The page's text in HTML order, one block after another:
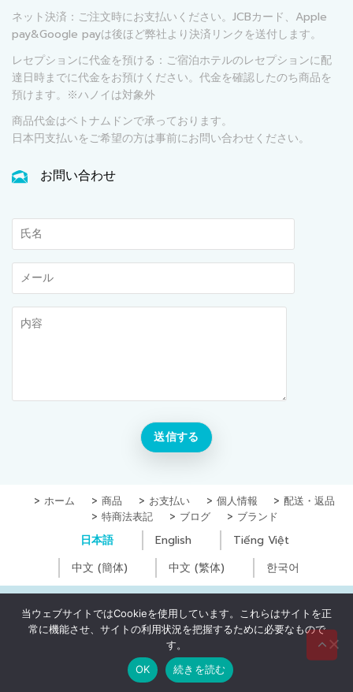
ネット決済：ご注文時にお支払いください。JCBカード、Apple
pay&Google payは後ほど弊社より決済リンクを送付します。
レセプションに代金を預ける：ご宿泊ホテルのレセプションに配
達日時までに代金をお預けください。代金を確認したのち商品を
預けます。※ハノイは対象外
商品代金はベトナムドンで承っております。
日本円支払いをご希望の方は事前にお問い合わせください。
お問い合わせ
ホーム 商品 お支払い 個人情報
配送・返品
特商法表記
ブログ ブランド
日本語 English
Tiếng Việt
中文 (簡体)
中文 (繁体) 한국어
0₫
当ウェブサイトではCookieを使用しています。これらはサイトを正
常に機能させ、サイトの利用状況を把握するために必要なもので
す。
OK
続きを読む